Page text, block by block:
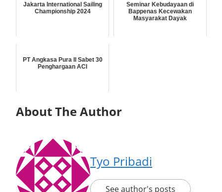
Jakarta International Sailing
Championship 2024
Seminar Kebudayaan di
Bappenas Kecewakan
Masyarakat Dayak
PT Angkasa Pura II Sabet 30
Penghargaan ACI
About The Author
Tyo Pribadi
See author's posts